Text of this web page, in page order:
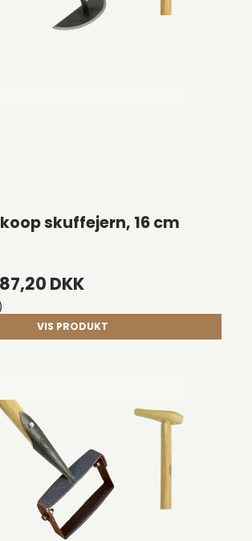
skuffejern, 16 cm
DKK
VIS PRODUKT